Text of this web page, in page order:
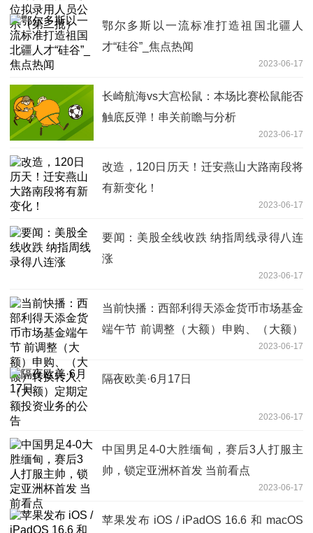
鄂尔多斯以一流标准打造祖国北疆人
才“硅谷”_焦点热闻
2023-06-17
长崎航海vs大宫松鼠：本场比赛松鼠能否
触底反弹！串关前瞻与分析
2023-06-17
改造，120日历天！迁安燕山大路南段将
有新变化！​
2023-06-17
要闻：美股全线收跌 纳指周线录得八连
涨
2023-06-17
当前快播：西部利得天添金货币市场基金
端午节 前调整（大额）申购、（大额）
转换转入、 （大额）定期定额投资业务
的公告
2023-06-17
隔夜欧美·6月17日
2023-06-17
中国男足4-0大胜缅甸，赛后3人打服主
帅，锁定亚洲杯首发 当前看点
2023-06-17
苹果发布 iOS / iPadOS 16.6 和 macOS